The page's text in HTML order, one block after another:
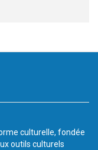
culturelle, fondée
outils culturels